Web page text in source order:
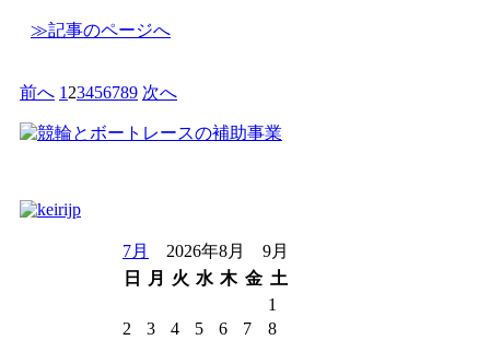
≫記事のページへ
前へ 1 23456789 次へ
7月
2026年8月 9月
日
月 火 水 木 金 土
1
2
3 4 5 6 7
8